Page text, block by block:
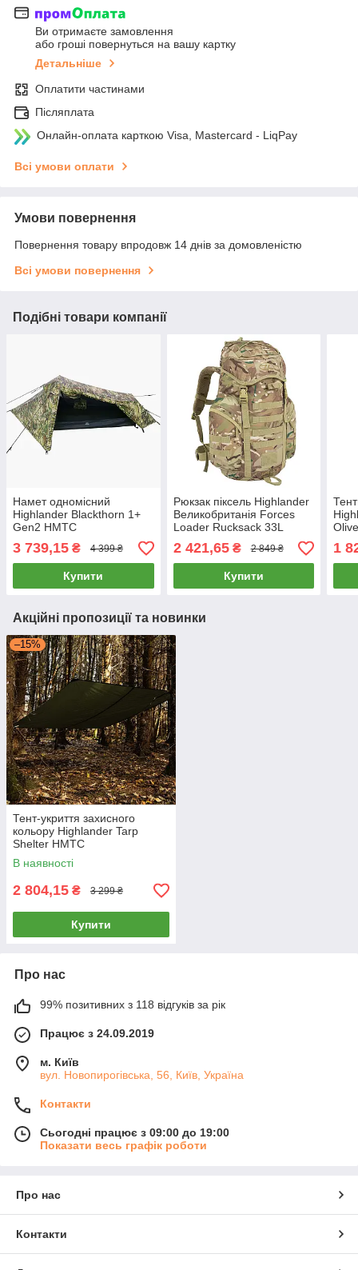
Ви отримаєте замовлення
або гроші повернуться на вашу картку
Детальніше
Оплатити частинами
Післяплата
Онлайн-оплата карткою Visa, Mastercard - LiqPay
Всі умови оплати
Умови повернення
Повернення товару впродовж 14 днів за домовленістю
Всі умови повернення
Подібні товари компанії
Намет одномісний
Highlander Blackthorn 1+
Gen2 HMTC
(TEN131XLV2-HC)
3 739,15 ₴ 4 399 ₴
Купити
Рюкзак піксель Highlander
Великобританія Forces
Loader Rucksack 33L
HMTC
2 421,65₴ 2 849 ₴
Купити
1
Акційні пропозиції та новинки
–15%
Тент-укриття захисного
кольору Highlander Tarp
Shelter HMTC
В наявності
2 804,15 ₴ 3 299 ₴
Купити
Про нас
99% позитивних з 118 відгуків за рік
Працює з 24.09.2019
м. Київ
вул. Новопирогівська, 56, Київ, Україна
Контакти
Сьогодні працює з 09:00 до 19:00
Показати весь графік роботи
Про нас
Контакти